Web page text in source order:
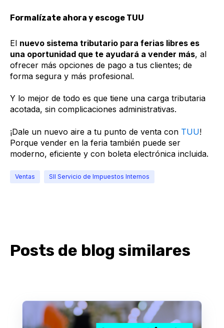
Formalízate ahora y escoge TUU
El nuevo sistema tributario para ferias libres es
una oportunidad que te ayudará a vender más, al
ofrecer más opciones de pago a tus clientes; de
forma segura y más profesional.
Y lo mejor de todo es que tiene una carga tributaria
acotada, sin complicaciones administrativas.
¡Dale un nuevo aire a tu punto de venta con TUU!
Porque vender en la feria también puede ser
moderno, eficiente y con boleta electrónica incluida.
Ventas SII Servicio de Impuestos Internos
Posts de blog similares